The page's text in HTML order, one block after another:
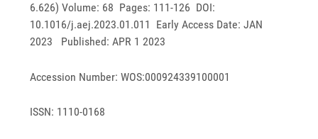
6.626) Volume: 68 Pages: 111-126 DOI:
10.1016/j.aej.2023.01.011 Early Access Date: JAN
2023 Published: APR 1 2023
Accession Number: WOS:000924339100001
ISSN: 1110-0168